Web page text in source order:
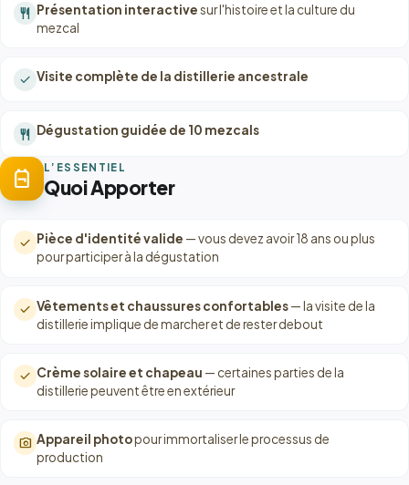
restaurant Présentation interactivesur l'histoire et la culture du
mezcal
check Visite complète de la distillerie ancestrale
restaurant Dégustation guidée de 10 mezcals
backpack L’ESSENTIEL
Quoi Apporter
check Pièce d'identité valide — vous devez avoir 18 ans ou plus
pour participer à la dégustation
check Vêtements et chaussures confortables— la visite de la
distillerie implique de marcher et de rester debout
check Crème solaire et chapeau — certaines parties de la
distillerie peuvent être en extérieur
photo_camera Appareil photopour immortaliser le processus de
production